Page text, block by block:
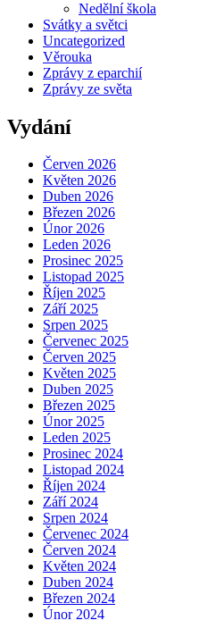
Nedělní škola
Svátky a světci
Uncategorized
Věrouka
Zprávy z eparchií
Zprávy ze světa
Vydání
Červen 2026
Květen 2026
Duben 2026
Březen 2026
Únor 2026
Leden 2026
Prosinec 2025
Listopad 2025
Říjen 2025
Září 2025
Srpen 2025
Červenec 2025
Červen 2025
Květen 2025
Duben 2025
Březen 2025
Únor 2025
Leden 2025
Prosinec 2024
Listopad 2024
Říjen 2024
Září 2024
Srpen 2024
Červenec 2024
Červen 2024
Květen 2024
Duben 2024
Březen 2024
Únor 2024